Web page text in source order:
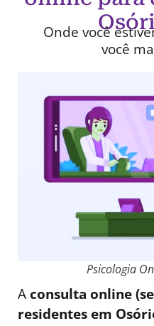
Onde você
você
Psicologia
Aconsulta online
residentes em